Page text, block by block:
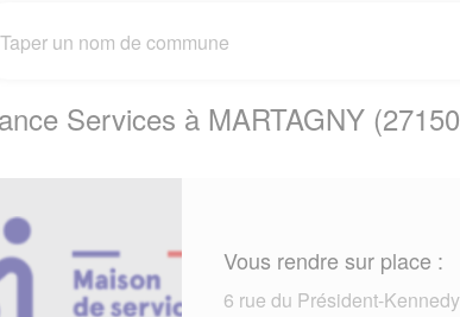
Services à MARTAGNY
Vous rendre sur place :
6 rue du Président-Kennedy